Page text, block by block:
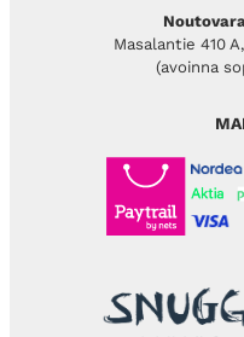
Masalantie 410
(avoinna